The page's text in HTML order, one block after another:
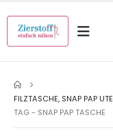
FILZTASCHE, SNAP PAP
TAG - SNAP PAP TASCHE